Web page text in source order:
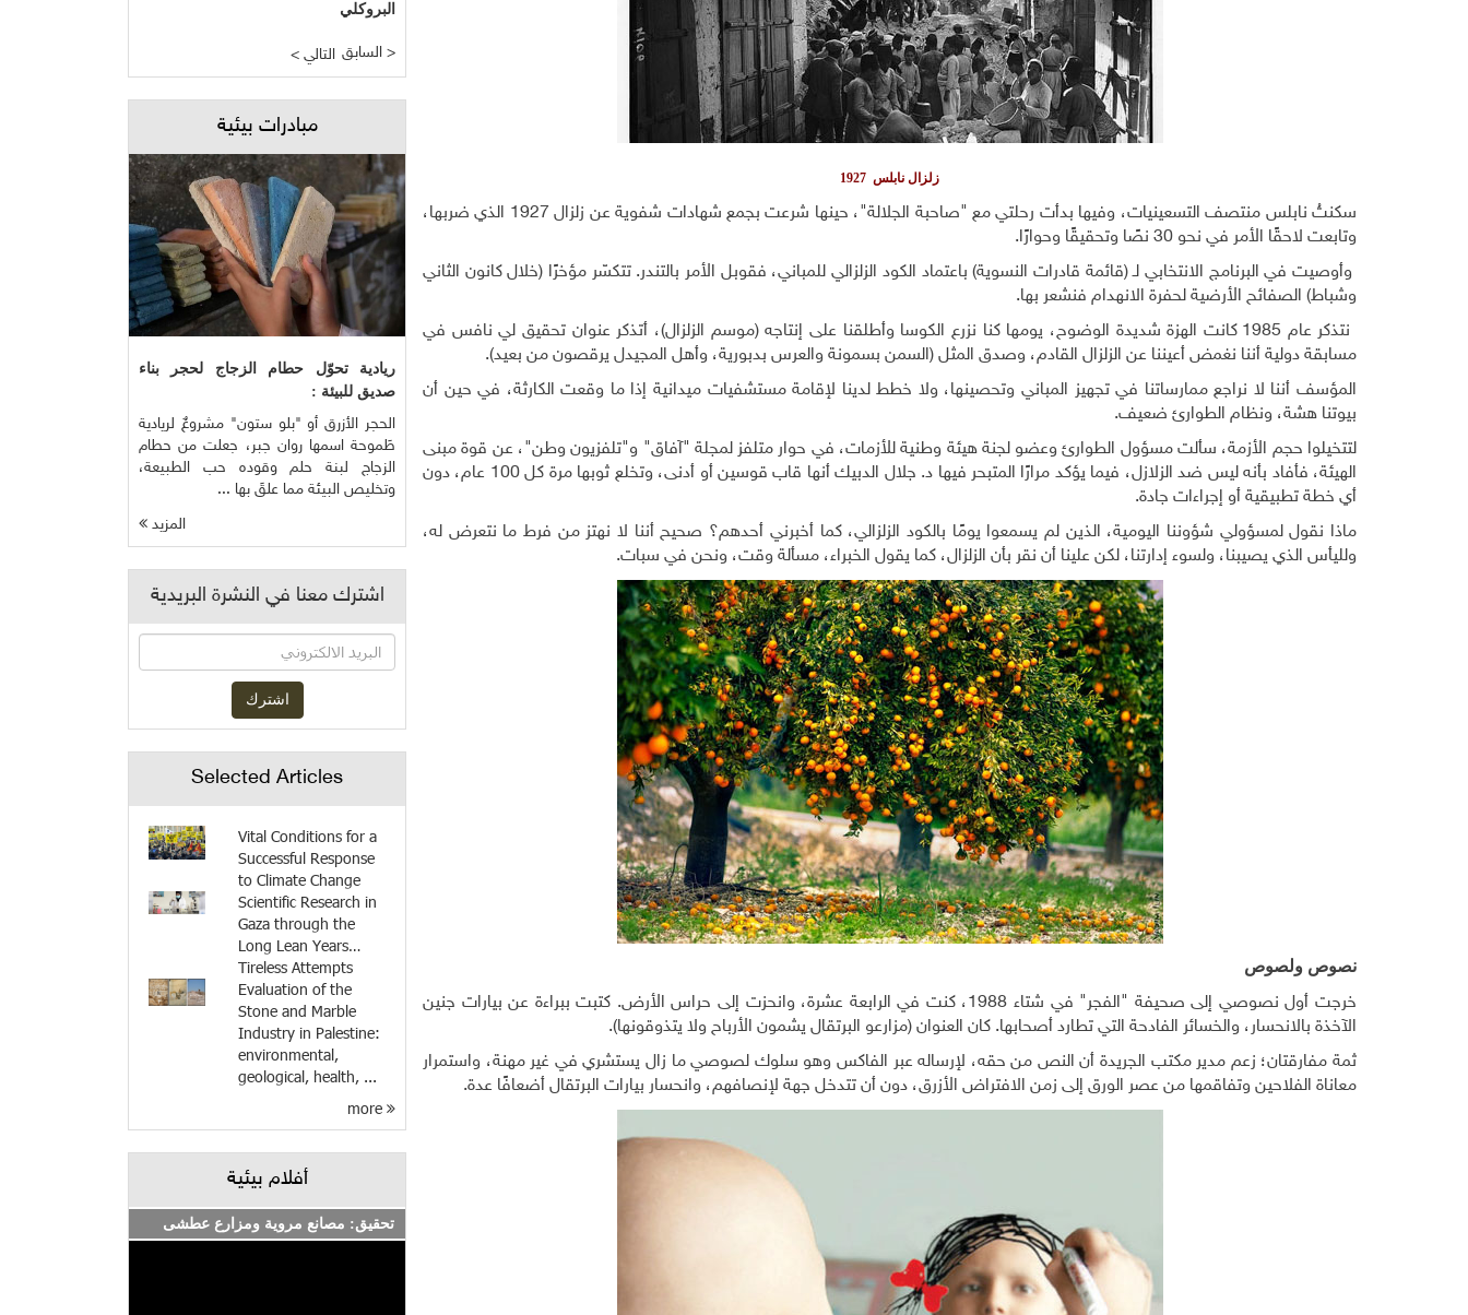
زلزال نابلس 1927
سكنتُ نابلس منتصف التسعينيات، وفيها بدأت رحلتي مع "صاحبة الجلالة"، حينها شرعت بجمع شهادات شفوية عن زلزال 1927 الذي ضربها،
وتابعت لاحقًا الأمر في نحو 30 نصًا وتحقيقًا وحوارًا.
وأوصيت في البرنامج الانتخابي لـ (قائمة قادرات النسوية) باعتماد الكود الزلزالي للمباني، فقوبل الأمر بالتندر. تتكسّر مؤخرًا (خلال كانون الثاني
وشباط) الصفائح الأرضية لحفرة الانهدام فنشعر بها.
نتذكر عام 1985 كانت الهزة شديدة الوضوح، يومها كنا نزرع الكوسا وأطلقنا على إنتاجه (موسم الزلزال)، أتذكر عنوان تحقيق لي نافس في
مسابقة دولية أننا نغمض أعيننا عن الزلزال القادم، وصدق المثل (السمن بسمونة والعرس بدبورية، وأهل المجيدل يرقصون من بعيد).
المؤسف أننا لا نراجع ممارساتنا في تجهيز المباني وتحصينها، ولا خطط لدينا لإقامة مستشفيات ميدانية إذا ما وقعت الكارثة، في حين أن
بيوتنا هشة، ونظام الطوارئ ضعيف.
لتتخيلوا حجم الأزمة، سألت مسؤول الطوارئ وعضو لجنة هيئة وطنية للأزمات، في حوار متلفز لمجلة "آفاق" و"تلفزيون وطن"، عن قوة مبنى
الهيئة، فأفاد بأنه ليس ضد الزلازل، فيما يؤكد مرارًا المتبحر فيها د. جلال الدبيك أنها قاب قوسين أو أدنى، وتخلع ثوبها مرة كل 100 عام، دون
أي خطة تطبيقية أو إجراءات جادة.
ماذا نقول لمسؤولي شؤوننا اليومية، الذين لم يسمعوا يومًا بالكود الزلزالي، كما أخبرني أحدهم؟ صحيح أننا لا نهتز من فرط ما نتعرض له،
ولليأس الذي يصيبنا، ولسوء إدارتنا، لكن علينا أن نقر بأن الزلزال، كما يقول الخبراء، مسألة وقت، ونحن في سبات.
نصوص ولصوص
خرجت أول نصوصي إلى صحيفة "الفجر" في شتاء 1988، كنت في الرابعة عشرة، وانحزت إلى حراس الأرض. كتبت ببراءة عن بيارات جنين
الآخذة بالانحسار، والخسائر الفادحة التي تطارد أصحابها. كان العنوان (مزارعو البرتقال يشمون الأرباح ولا يتذوقونها).
ثمة مفارقتان؛ زعم مدير مكتب الجريدة أن النص من حقه، لإرساله عبر الفاكس وهو سلوك لصوصي ما زال يستشري في غير مهنة، واستمرار
معاناة الفلاحين وتفاقمها من عصر الورق إلى زمن الافتراض الأزرق، دون أن تتدخل جهة لإنصافهم، وانحسار بيارات البرتقال أضعافًا عدة.
البروكلي
< التالي السابق >
مبادرات بيئية
ريادية تحوّل حطام الزجاج لحجر بناء
صديق للبيئة :
الحجر الأزرق أو "بلو ستون" مشروعٌ لريادية
طَموحة اسمها روان جبر، جعلت من حطام
الزجاج لبنة حلم وقوده حب الطبيعة،
وتخليص البيئة مما علقَ بها ...
المزيد
اشترك معنا في النشرة البريدية
Selected Articles
Vital Conditions for a
Successful Response
to Climate Change
Scientific Research in
Gaza through the
Long Lean Years…
Tireless Attempts
Evaluation of the
Stone and Marble
Industry in Palestine:
environmental,
geological, health, ...
أفلام بيئية
تحقيق: مصانع مروية ومزارع عطشى